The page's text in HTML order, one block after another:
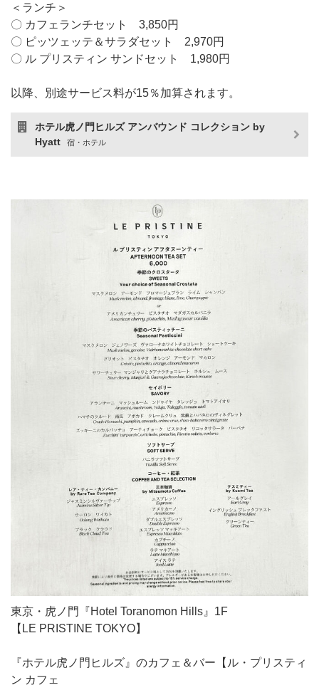
＜ランチ＞
〇 カフェランチセット 3,850円
〇 ピッツェッテ＆サラダセット 2,970円
〇 ル プリスティン サンドセット 1,980円
以降、別途サービス料が15％加算されます。
ホテル虎ノ門ヒルズ アンバウンド コレクション by
Hyatt
宿・ホテル
東京・虎ノ門『Hotel Toranomon Hills』1F
【LE PRISTINE TOKYO】
『ホテル虎ノ門ヒルズ』のカフェ＆バー【ル・プリスティ
ン カフェ